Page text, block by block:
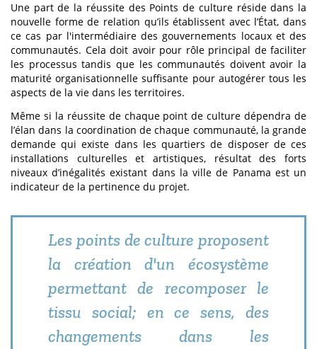
Une part de la réussite des Points de culture réside dans la
nouvelle forme de relation qu’ils établissent avec l’État, dans
ce cas par l'intermédiaire des gouvernements locaux et des
communautés. Cela doit avoir pour rôle principal de faciliter
les processus tandis que les communautés doivent avoir la
maturité organisationnelle suffisante pour autogérer tous les
aspects de la vie dans les territoires.
Même si la réussite de chaque point de culture dépendra de
l’élan dans la coordination de chaque communauté, la grande
demande qui existe dans les quartiers de disposer de ces
installations culturelles et artistiques, résultat des forts
niveaux d’inégalités existant dans la ville de Panama est un
indicateur de la pertinence du projet.
Les points de culture proposent
la création d'un écosystème
permettant de recomposer le
tissu social; en ce sens, des
changements dans les